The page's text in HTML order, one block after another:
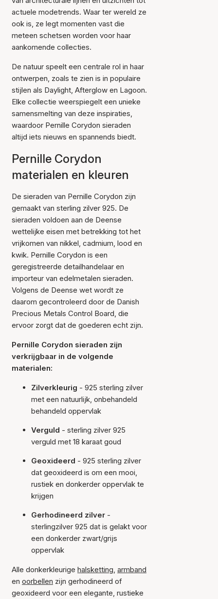
actuele modetrends. Waar ter wereld ze
ook is, ze legt momenten vast die
meteen schetsen worden voor haar
aankomende collecties.
De natuur speelt een centrale rol in haar
ontwerpen, zoals te zien is in populaire
stijlen als Daylight, Afterglow en Lagoon.
Elke collectie weerspiegelt een unieke
samensmelting van deze inspiraties,
waardoor Pernille Corydon sieraden
altijd iets nieuws en spannends biedt.
Pernille Corydon
materialen en kleuren
De sieraden van Pernille Corydon zijn
gemaakt van sterling zilver 925. De
sieraden voldoen aan de Deense
wettelijke eisen met betrekking tot het
vrijkomen van nikkel, cadmium, lood en
kwik. Pernille Corydon is een
geregistreerde detailhandelaar en
importeur van edelmetalen sieraden.
Volgens de Deense wet wordt ze
daarom gecontroleerd door de Danish
Precious Metals Control Board, die
ervoor zorgt dat de goederen echt zijn.
Pernille Corydon sieraden zijn
verkrijgbaar in de volgende
materialen:
Zilverkleurig - 925 sterling zilver
met een natuurlijk, onbehandeld
behandeld oppervlak
Verguld - sterling zilver 925
verguld met 18 karaat goud
Geoxideerd - 925 sterling zilver
dat geoxideerd is om een mooi,
rustiek en donkerder oppervlak te
krijgen
Gerhodineerd zilver -
sterlingzilver 925 dat is gelakt voor
een donkerder zwart/grijs
oppervlak
Alle donkerkleurige halsketting, armband
en oorbellen zijn gerhodineerd of
geoxideerd voor een elegante, rustieke